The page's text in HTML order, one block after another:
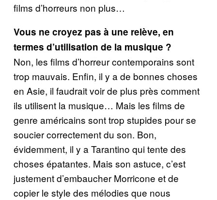
films d’horreurs non plus…
Vous ne croyez pas à une relève, en
termes d’utilisation de la musique ?
Non, les films d’horreur contemporains sont
trop mauvais. Enfin, il y a de bonnes choses
en Asie, il faudrait voir de plus près comment
ils utilisent la musique… Mais les films de
genre américains sont trop stupides pour se
soucier correctement du son. Bon,
évidemment, il y a Tarantino qui tente des
choses épatantes. Mais son astuce, c’est
justement d’embaucher Morricone et de
copier le style des mélodies que nous